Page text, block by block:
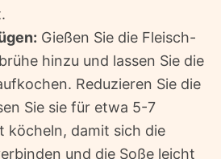
Gießen Sie die Fleisch-
hinzu und lassen Sie die
Reduzieren Sie die
Sie sie für etwa 5-7
köcheln, damit sich die
und die Soße leicht